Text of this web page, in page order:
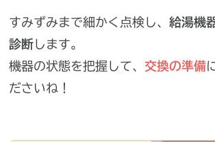
すみずみまで細かく点検し、給湯機
診断します。
機器の状態を把握して、 交換の準備
ださいね！